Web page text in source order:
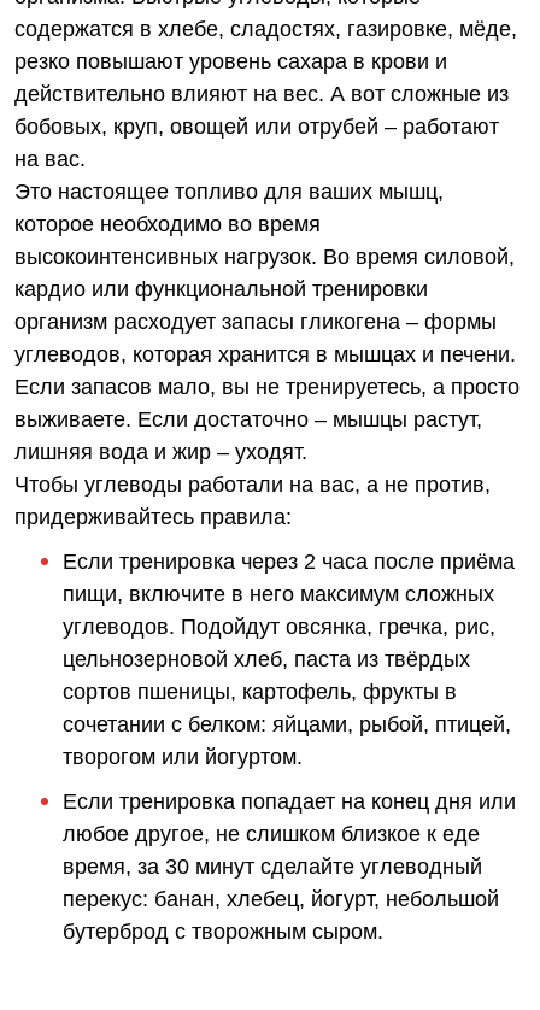
содержатся в хлебе, сладостях, газировке, мёде,
резко повышают уровень сахара в крови и
действительно влияют на вес. А вот сложные из
бобовых, круп, овощей или отрубей – работают
на вас.
Это настоящее топливо для ваших мышц,
которое необходимо во время
высокоинтенсивных нагрузок. Во время силовой,
кардио или функциональной тренировки
организм расходует запасы гликогена – формы
углеводов, которая хранится в мышцах и печени.
Если запасов мало, вы не тренируетесь, а просто
выживаете. Если достаточно – мышцы растут,
лишняя вода и жир – уходят.
Чтобы углеводы работали на вас, а не против,
придерживайтесь правила:
Если тренировка через 2 часа после приёма
пищи, включите в него максимум сложных
углеводов. Подойдут овсянка, гречка, рис,
цельнозерновой хлеб, паста из твёрдых
сортов пшеницы, картофель, фрукты в
сочетании с белком: яйцами, рыбой, птицей,
творогом или йогуртом.
Если тренировка попадает на конец дня или
любое другое, не слишком близкое к еде
время, за 30 минут сделайте углеводный
перекус: банан, хлебец, йогурт, небольшой
бутерброд с творожным сыром.